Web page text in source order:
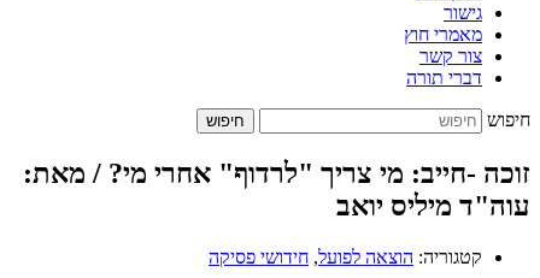
גישור
מאמרי חוץ
צור קשר
דברי תורה
חיפוש חיפוש
זוכה -חייב: מי צריך "לרדוף" אחרי מי? / מאת:
עוה"ד מיליס יואב
קטגוריה: הוצאה לפועל, חידושי פסיקה